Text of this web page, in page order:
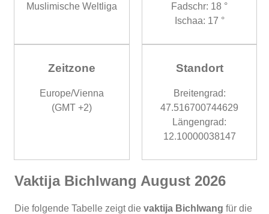
Muslimische Weltliga
Fadschr: 18 °
Ischaa: 17 °
Zeitzone
Europe/Vienna
(GMT +2)
Standort
Breitengrad:
47.516700744629
Längengrad:
12.10000038147
Vaktija Bichlwang August 2026
Die folgende Tabelle zeigt die vaktija Bichlwang für die